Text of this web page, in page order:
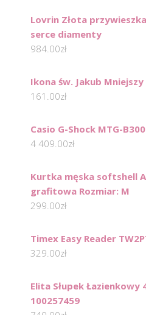
Lovrin Złota
serce diamenty
984.00zł
Ikona św. Jakub Mniejszy
161.00zł
Casio G-Shock MTG-
4 409.00zł
Kurtka męska softshell
grafitowa Rozmiar: M
299.00zł
Timex Easy Reader
329.00zł
Elita Słupek Łazienkowy
100257459